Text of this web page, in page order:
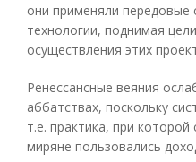
они применяли передовые
технологии, поднимая
осуществления этих
Ренессансные веяния
аббатствах, поскольку
т.е. практика, при которой
миряне пользовались